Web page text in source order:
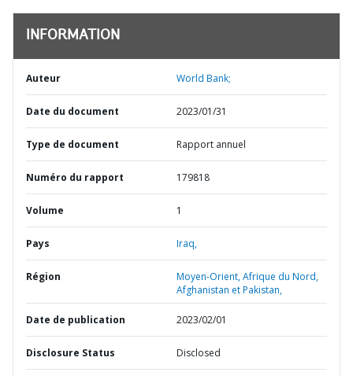
INFORMATION
Auteur World Bank;
Date du document 2023/01/31
Type de document Rapport annuel
Numéro du rapport 179818
Volume 1
Pays Iraq,
Région
Moyen-Orient, Afrique du Nord,
Afghanistan et Pakistan,
Date de publication 2023/02/01
Disclosure Status Disclosed